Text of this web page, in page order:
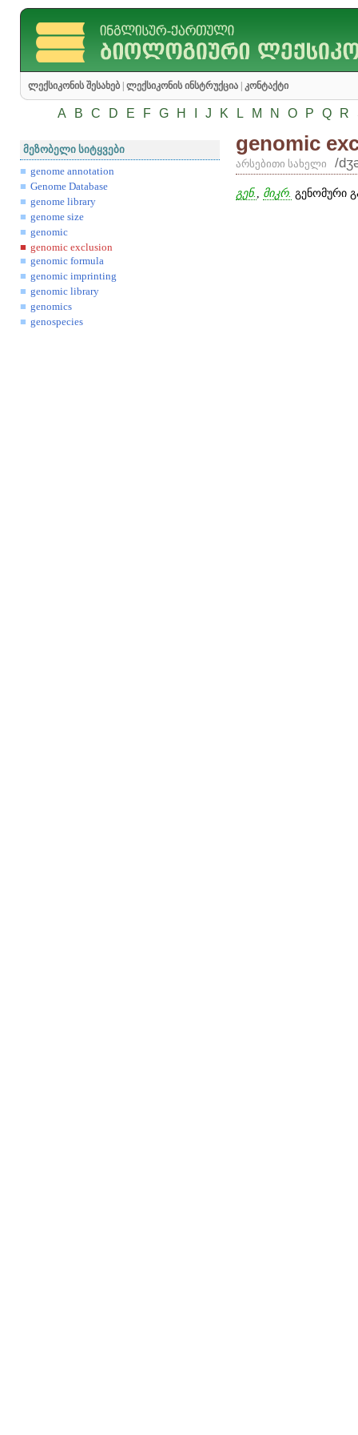
ლექსიკონის შესახებ ლექსიკონის ინსტრუქცია კონტაქტი
A B C D E F G H J K L M N O P Q R
მეზობელი სიტყვები
genome annotation
Genome Database
genome library
genome size
genomic
genomic exclusion
genomic formula
genomic imprinting
genomic library
genomics
genospecies
genomic
არსებითი სახელი /
გენ. მიკრ. გენომური